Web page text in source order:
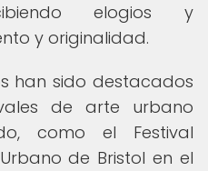
elogios y
y originalidad.
han sido destacados
de arte urbano
como el Festival
de Bristol en el